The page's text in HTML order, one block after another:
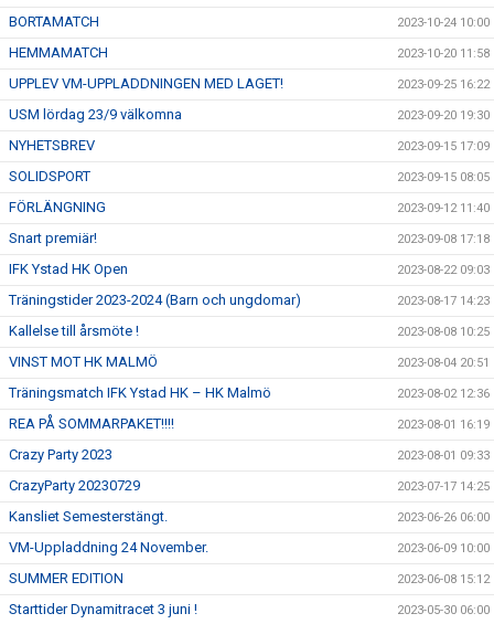
BORTAMATCH 2023-10-24 10:00
HEMMAMATCH 2023-10-20 11:58
UPPLEV VM-UPPLADDNINGEN MED LAGET! 2023-09-25 16:22
USM lördag 23/9 välkomna 2023-09-20 19:30
NYHETSBREV 2023-09-15 17:09
SOLIDSPORT 2023-09-15 08:05
FÖRLÄNGNING 2023-09-12 11:40
Snart premiär! 2023-09-08 17:18
IFK Ystad HK Open 2023-08-22 09:03
Träningstider 2023-2024 (Barn och ungdomar) 2023-08-17 14:23
Kallelse till årsmöte ! 2023-08-08 10:25
VINST MOT HK MALMÖ 2023-08-04 20:51
Träningsmatch IFK Ystad HK – HK Malmö 2023-08-02 12:36
REA PÅ SOMMARPAKET!!!! 2023-08-01 16:19
Crazy Party 2023 2023-08-01 09:33
CrazyParty 20230729 2023-07-17 14:25
Kansliet Semesterstängt. 2023-06-26 06:00
VM-Uppladdning 24 November. 2023-06-09 10:00
SUMMER EDITION 2023-06-08 15:12
Starttider Dynamitracet 3 juni ! 2023-05-30 06:00